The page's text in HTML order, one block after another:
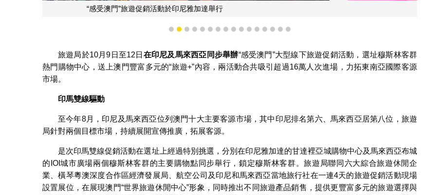
“感受澳門”旅遊促銷活動於印尼雅加達舉行
1 2 3 4 5 6 7 8 9 10111213141516
旅遊局於10月9日至12日 在印尼及馬來西亞同步舉辦“感受澳門”大型線下旅遊促銷活動，選址穆斯林客群
熱門購物中心，送上澳門豐富多元的“旅遊+”內容，兩活動合共吸引超過16萬人次進場，力拓東南亞國際客源
市場。
印馬雙線驅動
至今年8月，印尼及馬來西亞位列澳門十大主要客源市場，其中印尼排名第六、馬來西亞居第八位，旅遊
局針對兩個目標市場，持續展開宣傳推廣，拓展客源。
是次印馬雙線促銷活動在選址上經過特別挑選，分別在印尼雅加達的甘達裡亞城購物中心及馬來西亞布城
的IOI城市廣場兩個穆斯林客群的主要購物點同步舉行，鎖定穆斯林客群。旅遊局聯同六大綜合旅遊休閒企
業、橫琴粵澳深度合作區經濟發展局、航空公司及印尼和馬來西亞當地旅行社在一連4天的旅遊促銷活動現場
設置展位，在展現澳門“世界旅遊休閒中心”形象，同時推出不同旅遊產品銷售，提供更豐富多元的旅遊選擇與